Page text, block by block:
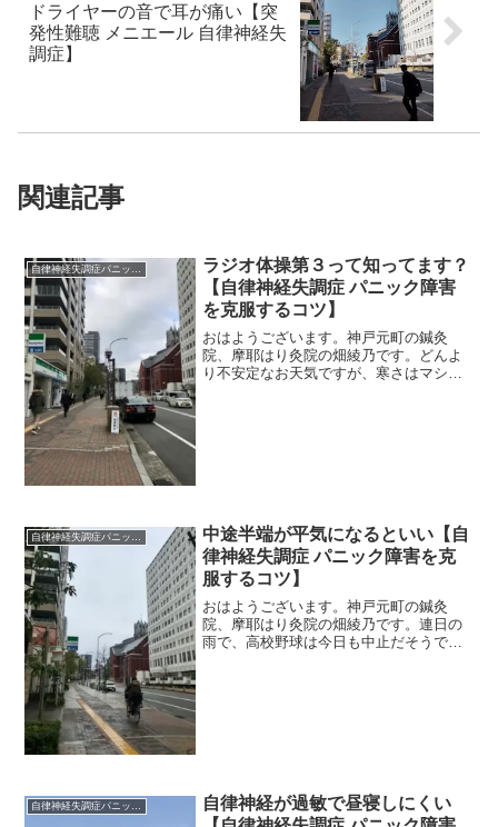
ドライヤーの音で耳が痛い【突
発性難聴 メニエール 自律神経失
調症】
関連記事
ラジオ体操第３って知ってます？
【自律神経失調症 パニック障害
を克服するコツ】
おはようございます。神戸元町の鍼灸
院、摩耶はり灸院の畑綾乃です。どんよ
り不安定なお天気ですが、寒さはマシで
自律神経失調症パニック障害
中途半端が平気になるといい【自
律神経失調症 パニック障害を克
服するコツ】
おはようございます。神戸元町の鍼灸
院、摩耶はり灸院の畑綾乃です。連日の
雨で、高校野球は今日も中止だそうです
自律神経失調症パニック障害
自律神経が過敏で昼寝しにくい